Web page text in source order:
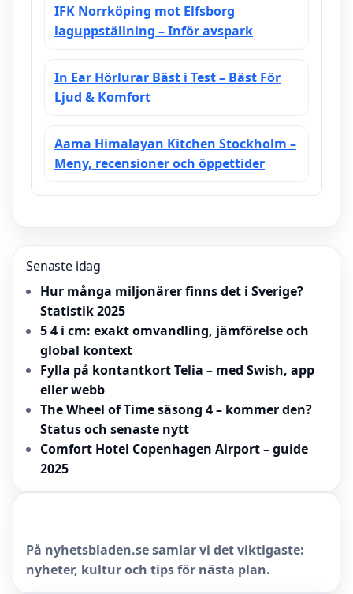
IFK Norrköping mot Elfsborg
laguppställning – Inför avspark
In Ear Hörlurar Bäst i Test – Bäst För
Ljud & Komfort
Aama Himalayan Kitchen Stockholm –
Meny, recensioner och öppettider
Senaste idag
Hur många miljonärer finns det i Sverige?
Statistik 2025
5 4 i cm: exakt omvandling, jämförelse och
global kontext
Fylla på kontantkort Telia – med Swish, app
eller webb
The Wheel of Time säsong 4 – kommer den?
Status och senaste nytt
Comfort Hotel Copenhagen Airport – guide
2025
På nyhetsbladen.se samlar vi det viktigaste:
nyheter, kultur och tips för nästa plan.